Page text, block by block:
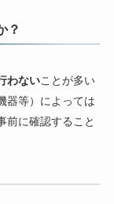
？
わないことが多い
器等）によっては
前に確認すること